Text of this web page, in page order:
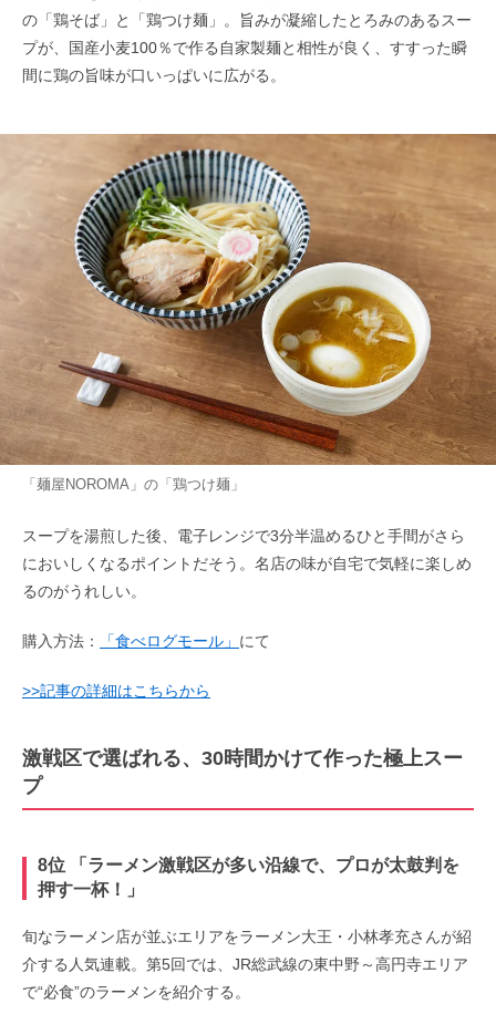
の「鶏そば」と「鶏つけ麺」。旨みが凝縮したとろみのあるスー
プが、国産小麦100％で作る自家製麺と相性が良く、すすった瞬
間に鶏の旨味が口いっぱいに広がる。
「麺屋NOROMA」の「鶏つけ麺」
スープを湯煎した後、電子レンジで3分半温めるひと手間がさら
においしくなるポイントだそう。名店の味が自宅で気軽に楽しめ
るのがうれしい。
購入方法： 「食べログモール」 にて
>>記事の詳細はこちらから
激戦区で選ばれる、30時間かけて作った極上スー
プ
8位 「ラーメン激戦区が多い沿線で、プロが太鼓判を
押す一杯！」
旬なラーメン店が並ぶエリアをラーメン大王・小林孝充さんが紹
介する人気連載。第5回では、JR総武線の東中野～高円寺エリア
で“必食”のラーメンを紹介する。